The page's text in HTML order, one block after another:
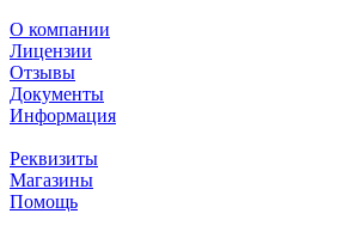
О компании
Лицензии
Отзывы
Документы
Информация
Реквизиты
Магазины
Помощь